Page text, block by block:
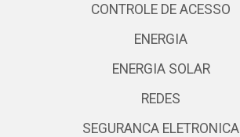
CONTROLE DE ACESSO
ENERGIA
ENERGIA SOLAR
REDES
SEGURANCA ELETRONICA